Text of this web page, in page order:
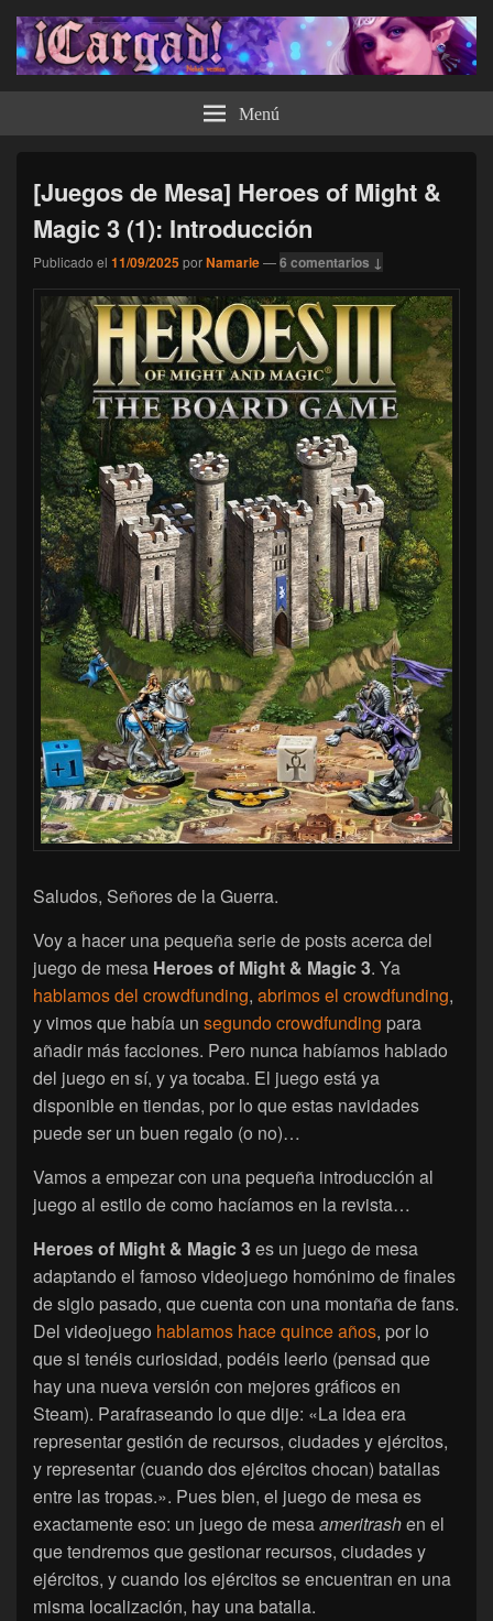
¡Cargad! Menú
[Juegos de Mesa] Heroes of Might &
Magic 3 (1): Introducción
Publicado el 11/09/2025porNamarie—6 comentarios ↓
Saludos, Señores de la Guerra.
Voy a hacer una pequeña serie de posts acerca del
juego de mesa Heroes of Might & Magic 3. Ya
hablamos del crowdfunding, abrimos el crowdfunding,
y vimos que había un segundo crowdfunding para
añadir más facciones. Pero nunca habíamos hablado
del juego en sí, y ya tocaba. El juego está ya
disponible en tiendas, por lo que estas navidades
puede ser un buen regalo (o no)…
Vamos a empezar con una pequeña introducción al
juego al estilo de como hacíamos en la revista…
Heroes of Might & Magic 3es un juego de mesa
adaptando el famoso videojuego homónimo de finales
de siglo pasado, que cuenta con una montaña de fans.
Del videojuego hablamos hace quince años, por lo
que si tenéis curiosidad, podéis leerlo (pensad que
hay una nueva versión con mejores gráficos en
Steam). Parafraseando lo que dije: «La idea era
representar gestión de recursos, ciudades y ejércitos,
y representar (cuando dos ejércitos chocan) batallas
entre las tropas.». Pues bien, el juego de mesa es
exactamente eso: un juego de mesaameritrashen el
que tendremos que gestionar recursos, ciudades y
ejércitos, y cuando los ejércitos se encuentran en una
misma localización, hay una batalla.